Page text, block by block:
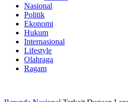
Nasional
Politik
Ekonomi
Hukum
Internasional
Lifestyle
Olahraga
Ragam